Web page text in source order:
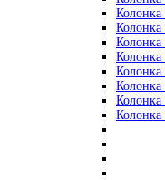
Колонка
Колонка
Колонка
Колонка
Колонка
Колонка
Колонка
Колонка